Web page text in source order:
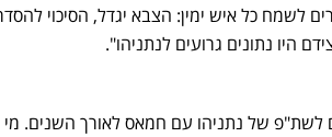
לשמח כל איש ימין: הצבא יגדל, הסיכוי
היו נתונים גרועים לנתניהו".
לשת"פ של נתניהו עם חמאס לאורך השנים.